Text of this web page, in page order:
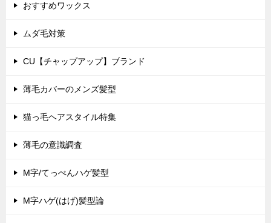
おすすめワックス
ムダ毛対策
CU【チャップアップ】ブランド
薄毛カバーのメンズ髪型
猫っ毛ヘアスタイル特集
薄毛の意識調査
M字/てっぺんハゲ髪型
M字ハゲ(はげ)髪型論